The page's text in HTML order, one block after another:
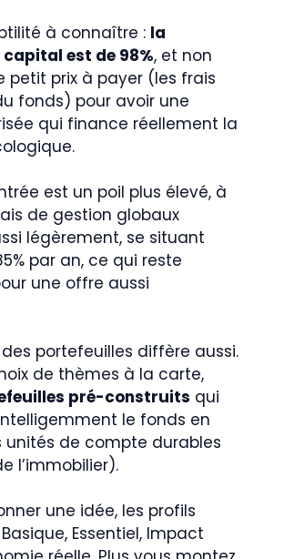
à connaître : la
est de 98%, et non
petit prix à payer (les frais
fonds) pour avoir une
qui finance réellement la
est un poil plus élevé, à
de gestion globaux
légèrement, se situant
par an, ce qui reste
une offre aussi
portefeuilles diffère aussi.
de thèmes à la carte,
pré-construits qui
le fonds en
unités de compte durables
l’immobilier).
une idée, les profils
Essentiel, Impact